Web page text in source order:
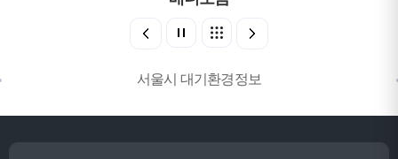
서울시 대기환경정보